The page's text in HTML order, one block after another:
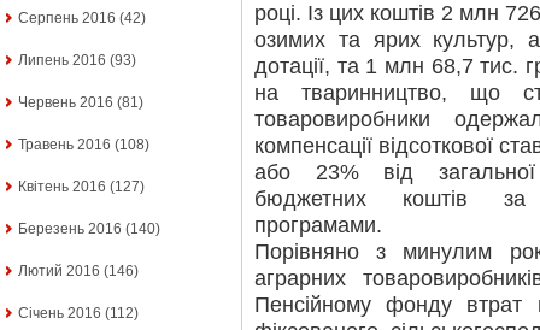
Серпень 2016 (42)
Липень 2016 (93)
Червень 2016 (81)
Травень 2016 (108)
Квітень 2016 (127)
Березень 2016 (140)
Лютий 2016 (146)
Січень 2016 (112)
році. Із цих коштів 2 млн
озимих та ярих культур,
дотації, та 1 млн 68,7 тис.
на тваринництво, що
товаровиробники
компенсації відсоткової
або 23% від
бюджетних коштів
програмами.
Порівняно з минулим
аграрних
Пенсійному фонду втрат